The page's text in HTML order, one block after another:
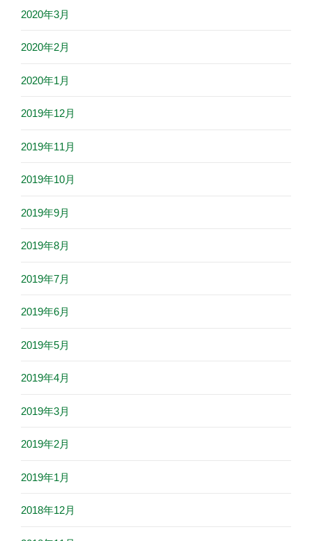
2020年3月
2020年2月
2020年1月
2019年12月
2019年11月
2019年10月
2019年9月
2019年8月
2019年7月
2019年6月
2019年5月
2019年4月
2019年3月
2019年2月
2019年1月
2018年12月